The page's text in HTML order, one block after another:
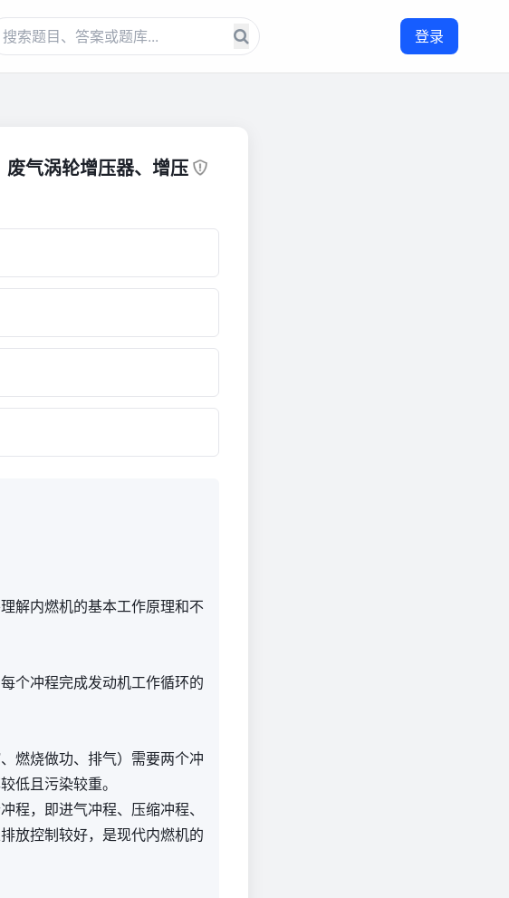
登录
气涡轮增压器、增压
解内燃机的基本工作原理和不
个冲程完成发动机工作循环的
燃烧做功、排气）需要两个冲
低且污染较重。
程，即进气冲程、压缩冲程、
放控制较好，是现代内燃机的